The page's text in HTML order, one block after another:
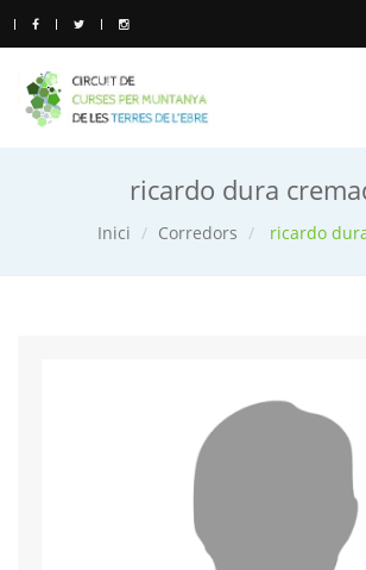
ricardo dura
Inici Corredors ricardo